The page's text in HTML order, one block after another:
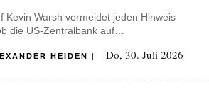
Kevin Warsh vermeidet jeden Hinweis
die US-Zentralbank auf…
HEIDEN | Do, 30. Juli 2026